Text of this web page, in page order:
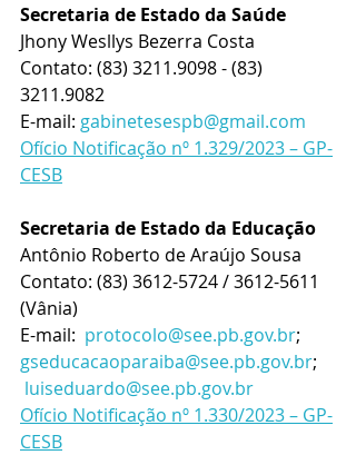
Secretaria de Estado da Saúde
Jhony Wesllys Bezerra Costa
Contato: (83) 3211.9098 - (83)
3211.9082
E-mail: gabinetesespb@gmail.com
Ofício Notificação nº 1.329/2023 – GP-
CESB
Secretaria de Estado da Educação
Antônio Roberto de Araújo Sousa
Contato: (83) 3612-5724 / 3612-5611
(Vânia)
E-mail: protocolo@see.pb.gov.br;
gseducacaoparaiba@see.pb.gov.br;
luiseduardo@see.pb.gov.br
Ofício Notificação nº 1.330/2023 – GP-
CESB